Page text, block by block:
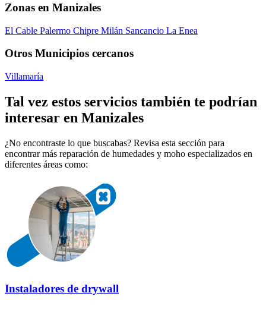
Zonas en Manizales
El Cable Palermo Chipre Milán Sancancio La Enea
Otros Municipios cercanos
Villamaría
Tal vez estos servicios también te podrían
interesar en Manizales
¿No encontraste lo que buscabas? Revisa esta sección para
encontrar más reparación de humedades y moho especializados en
diferentes áreas como:
Instaladores de drywall